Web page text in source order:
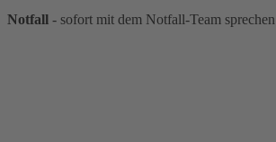
Notfall - sofort mit dem Notfall-Team sprechen